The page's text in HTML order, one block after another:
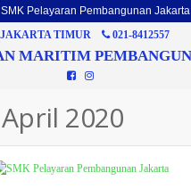
Pelayaran Pembangunan Jakarta
JAKARTA TIMUR
021-8412557
MARITIM
2020